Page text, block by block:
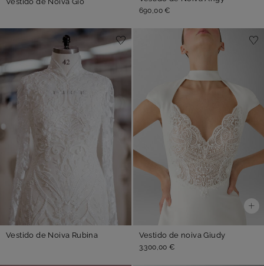
690,00 €
Vestido de Noiva Rubina Vestido de noiva Giudy
3.300,00 €